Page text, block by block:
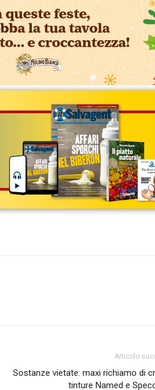
Articolo
Sostanze vietate: maxi richiamo di
tinture Named e